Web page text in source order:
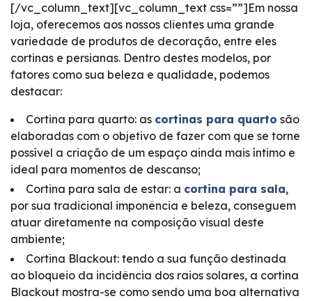
[/vc_column_text][vc_column_text css=””]Em nossa
loja, oferecemos aos nossos clientes uma grande
variedade de produtos de decoração, entre eles
cortinas e persianas. Dentro destes modelos, por
fatores como sua beleza e qualidade, podemos
destacar:
Cortina para quarto: as cortinas para quarto são
elaboradas com o objetivo de fazer com que se torne
possível a criação de um espaço ainda mais íntimo e
ideal para momentos de descanso;
Cortina para sala de estar: a cortina para sala,
por sua tradicional imponência e beleza, conseguem
atuar diretamente na composição visual deste
ambiente;
Cortina Blackout: tendo a sua função destinada
ao bloqueio da incidência dos raios solares, a cortina
Blackout mostra-se como sendo uma boa alternativa